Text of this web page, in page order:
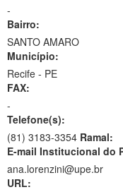
-
Bairro:
SANTO AMARO
Município:
Recife - PE
FAX:
-
Telefone(s):
(81) 3183-3354 Ramal:
E-mail Institucional do
ana.lorenzini@upe.br
URL: